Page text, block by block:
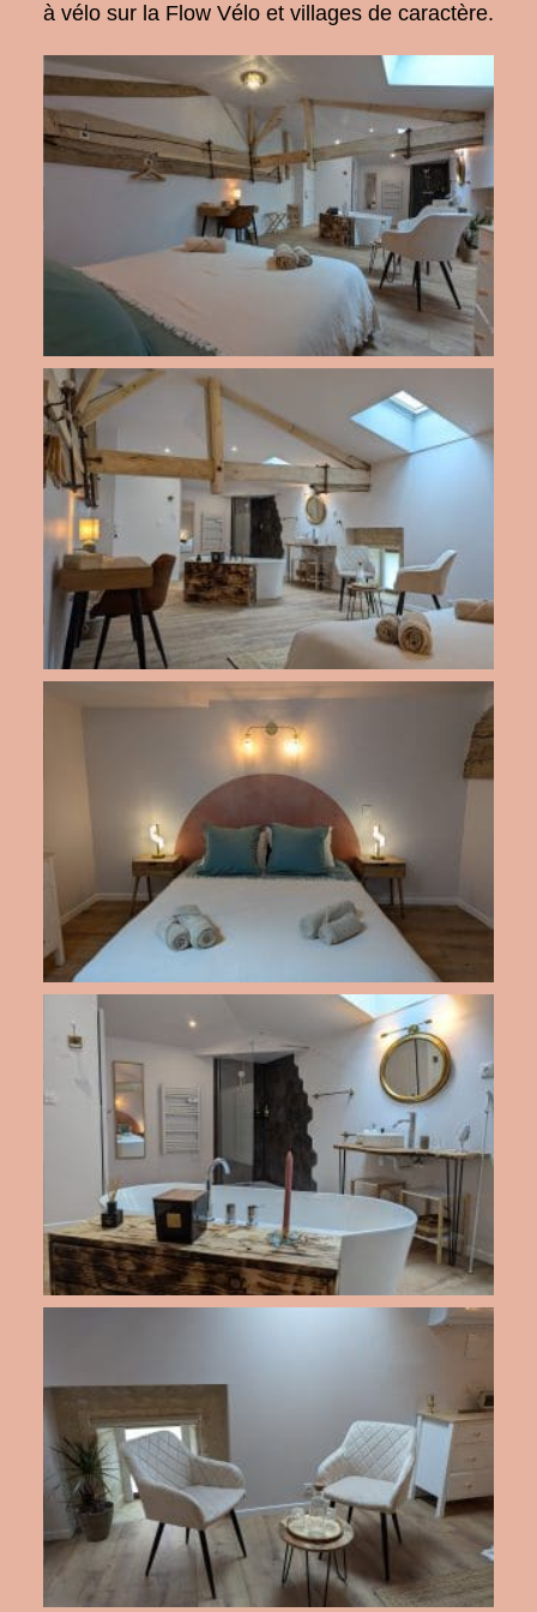
à vélo sur la Flow Vélo et villages de caractère.